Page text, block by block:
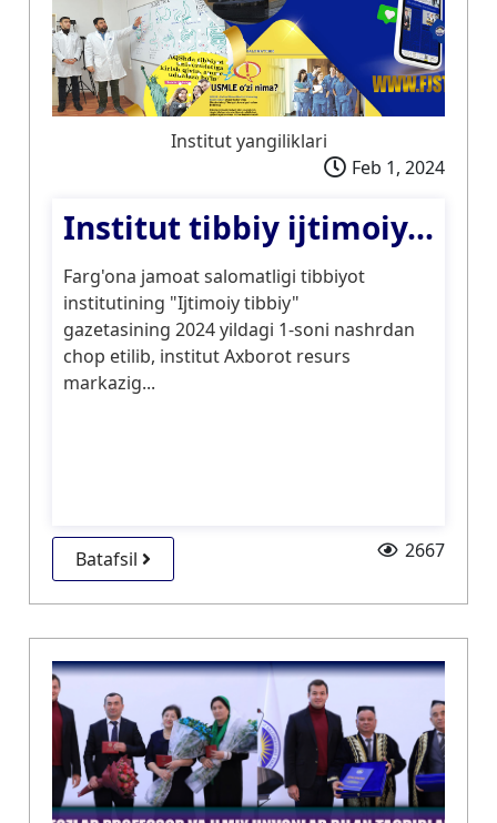
Institut yangiliklari
Feb 1, 2024
Institut tibbiy ijtimoiy...
Farg'ona jamoat salomatligi tibbiyot
institutining "Ijtimoiy tibbiy"
gazetasining 2024 yildagi 1-soni nashrdan
chop etilib, institut Axborot resurs
markazig...
Batafsil 2667